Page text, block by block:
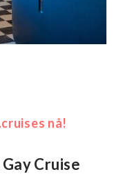
nå!
Cruise